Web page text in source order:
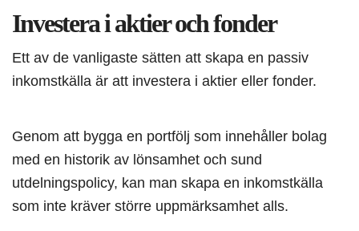
Investera i aktier och fonder
Ett av de vanligaste sätten att skapa en passiv
inkomstkälla är att investera i aktier eller fonder.
Genom att bygga en portfölj som innehåller bolag
med en historik av lönsamhet och sund
utdelningspolicy, kan man skapa en inkomstkälla
som inte kräver större uppmärksamhet alls.